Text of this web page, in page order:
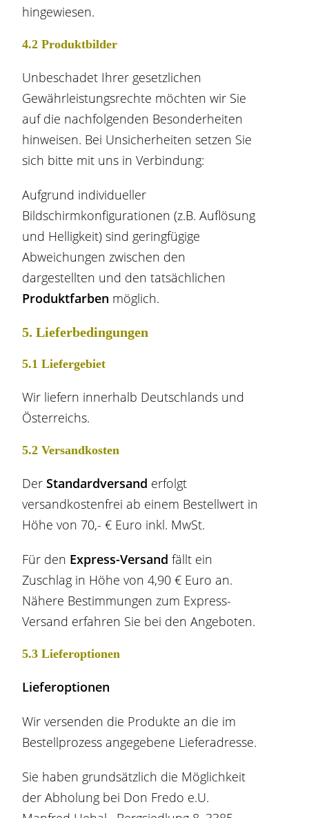
hingewiesen.
4.2 Produktbilder
Unbeschadet Ihrer gesetzlichen
Gewährleistungsrechte möchten wir Sie
auf die nachfolgenden Besonderheiten
hinweisen. Bei Unsicherheiten setzen Sie
sich bitte mit uns in Verbindung:
Aufgrund individueller
Bildschirmkonfigurationen (z.B. Auflösung
und Helligkeit) sind geringfügige
Abweichungen zwischen den
dargestellten und den tatsächlichen
Produktfarben möglich.
5. Lieferbedingungen
5.1 Liefergebiet
Wir liefern innerhalb Deutschlands und
Österreichs.
5.2 Versandkosten
DerStandardversand erfolgt
versandkostenfrei ab einem Bestellwert in
Höhe von 70,- € Euro inkl. MwSt.
Für den Express-Versand fällt ein
Zuschlag in Höhe von 4,90 € Euro an.
Nähere Bestimmungen zum Express-
Versand erfahren Sie bei den Angeboten.
5.3 Lieferoptionen
Lieferoptionen
Wir versenden die Produkte an die im
Bestellprozess angegebene Lieferadresse.
Sie haben grundsätzlich die Möglichkeit
der Abholung bei Don Fredo e.U.